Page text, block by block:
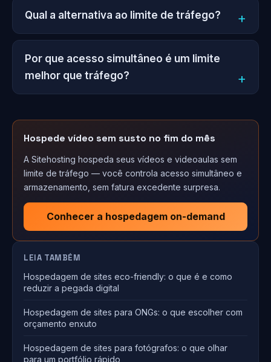
Qual a alternativa ao limite de tráfego?
Por que acesso simultâneo é um limite
melhor que tráfego?
Hospede vídeo sem susto no fim do mês
A Sitehosting hospeda seus vídeos e videoaulas sem
limite de tráfego — você controla acesso simultâneo e
armazenamento, sem fatura excedente surpresa.
Conhecer a hospedagem on-demand
LEIA TAMBÉM
Hospedagem de sites eco-friendly: o que é e como
reduzir a pegada digital
Hospedagem de sites para ONGs: o que escolher com
orçamento enxuto
Hospedagem de sites para fotógrafos: o que olhar
para um portfólio rápido